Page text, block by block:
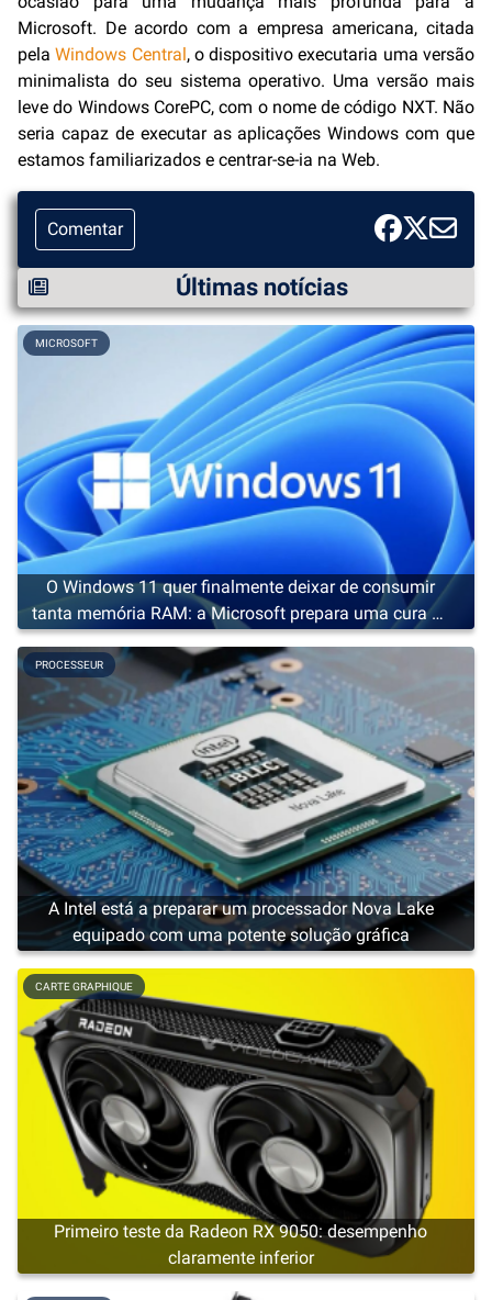
Microsoft. De acordo com a empresa americana, citada
pelaWindows Central, o dispositivo executaria uma versão
minimalista do seu sistema operativo. Uma versão mais
leve do Windows CorePC, com o nome de código NXT. Não
seria capaz de executar as aplicações Windows com que
estamos familiarizados e centrar-se-ia na Web.
Comentar
Últimas notícias
O Windows 11 quer finalmente deixar de consumir
tanta memória RAM: a Microsoft prepara uma cura de
emagrecimento
MICROSOFT
A Intel está a preparar um processador Nova Lake
equipado com uma potente solução gráfica
PROCESSEUR
Primeiro teste da Radeon RX 9050: desempenho
claramente inferior
CARTE GRAPHIQUE